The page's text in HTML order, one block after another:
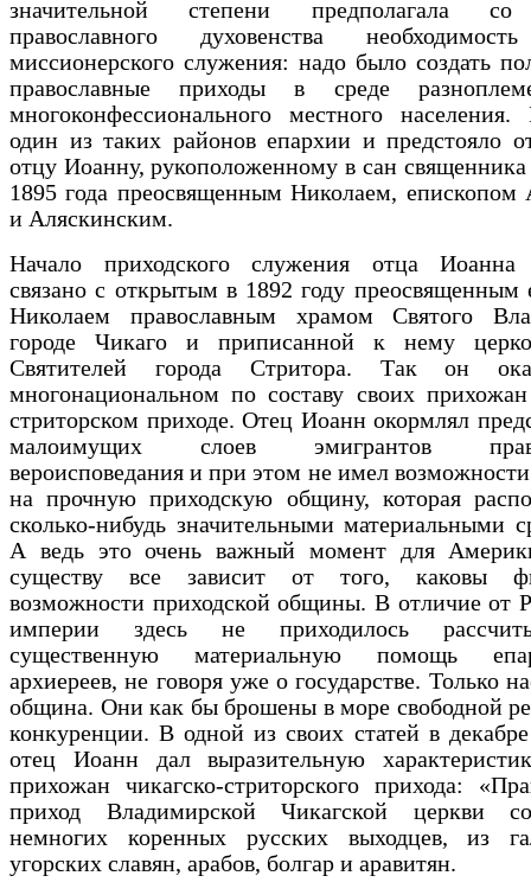
значительной степени предполагала
православного духовенства
миссионерского служения: надо было создать
православные приходы в среде
многоконфессионального местного
один из таких районов епархии и ­предстояло
отцу Иоанну, рукоположенному в сан священника
1895 года ­преосвященным Николаем, епископом
и Аляскинским.
Начало приходского служения отца Иоанна
связано с открытым в 1892 году преосвященным
Николаем православным храмом Святого
городе Чикаго и приписанной к нему
Святителей города Стритора. Так он
многонациональном по составу своих прихожан
стриторском приходе. Отец Иоанн окормлял
малоимущих слоев эмигрантов
вероисповедания и при этом не имел возможности
на прочную приходскую общину, которая
сколько-нибудь значительными материальными
А ведь это очень важный момент для
существу все зависит от того, каковы
возможности приходской общины. В отличие от
империи здесь не приходилось
существенную материальную помощь
архиереев, не говоря уже о государстве. Только
община. Они как бы брошены в море свободной
конкуренции. В одной из своих статей в
отец Иоанн дал выразительную
прихожан чикагско-стриторского прихода:
приход Владимирской Чикагской церкви
немногих коренных русских выходцев, из
угорских славян, арабов, болгар и аравитян.